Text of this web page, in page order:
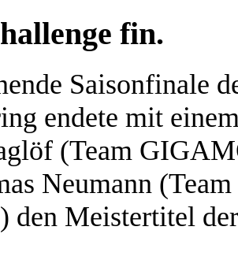
fin.
Saisonfinale
endete mit
(Team
Neumann
den Meistertitel